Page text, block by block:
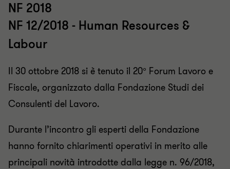
NF 2018
NF 12/2018 - Human Resources &
Labour
Il 30 ottobre 2018 si è tenuto il 20° Forum Lavoro e
Fiscale, organizzato dalla Fondazione Studi dei
Consulenti del Lavoro.
Durante l’incontro gli esperti della Fondazione
hanno fornito chiarimenti operativi in merito alle
principali novità introdotte dalla legge n. 96/2018,